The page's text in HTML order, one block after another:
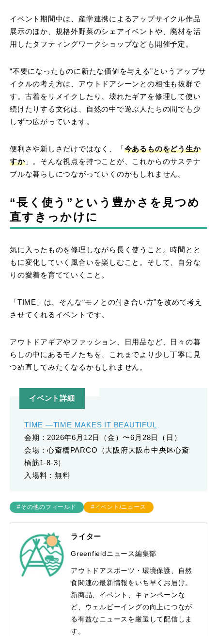
イベント期間中は、産学連携によるアップサイクル作品
展示のほか、規格外野菜のシェアイベントや、廃材を活
用したタフティングワークショップなども開催予定。
“不要になったものに新たな価値を与える”というアップサ
イクルの考え方は、アウトドアシーンとの相性も抜群で
す。古着をリメイクしたり、壊れたギアを修理して使い
続けたりする文化は、自然の中で遊ぶ人たちの間でも少
しずつ広がっています。
便利さや新しさだけではなく、「 今あるものをどう生か
すか」。そんな視点を持つことが、これからのサステナ
ブルな暮らしにつながっていくのかもしれません。
“長く使う”という豊かさを見つめ
直すきっかけに
気に入ったものを修理しながら長く使うこと。時間とと
もに変化していく風合いを楽しむこと。そして、自分な
りの愛着を育てていくこと。
「TIME」は、そんな“モノとの付き合い方”を改めて考え
させてくれるイベントです。
アウトドアギアやファッション、日用品など、日々の暮
らしの中にあるモノたちを、これまでより少し丁寧に見
つめ直してみたくなるかもしれません。
イベント詳細
TIME ―TIME MAKES IT BEAUTIFUL
会期：2026年6月12日（金）〜6月28日（日）
会場：心斎橋PARCO（大阪府大阪市中央区心斎
橋筋1-8-3）
入場料：無料
#その他のフィールド #イベント/ニュース
ライター
Greenfieldニュース編集部
アウトドアスポーツ・環境保護、自然
食関連の最新情報をいち早くお届け。
新商品、イベント、キャンペーンな
ど、ウェルビーイングの向上につなが
る有益なニュースを厳選して配信しま
す。